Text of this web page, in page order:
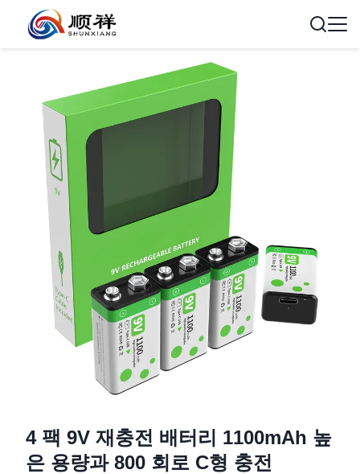
4 팩 9V 재충전 배터리 1100mAh 높
은 용량과 800 회로 C형 충전